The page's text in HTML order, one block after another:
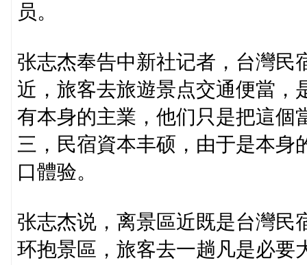
员。
张志杰奉告中新社记者，台灣民
近，旅客去旅遊景点交通便當，
有本身的主業，他们只是把這個
三，民宿資本丰硕，由于是本身
口體验。
张志杰说，离景區近既是台灣民
环抱景區，旅客去一趟凡是必要